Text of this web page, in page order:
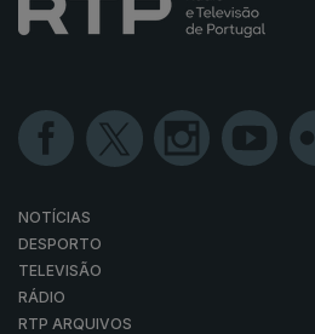
NOTÍCIAS
DESPORTO
TELEVISÃO
RÁDIO
RTP ARQUIVOS